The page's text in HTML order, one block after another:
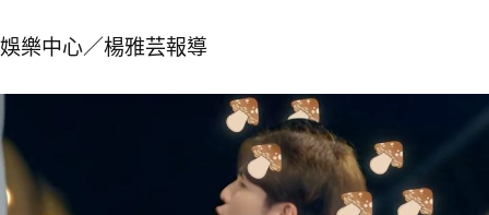
娛樂中心／楊雅芸報導